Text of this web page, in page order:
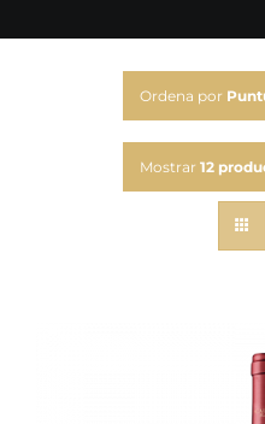
Ordena por
Mostrar 12